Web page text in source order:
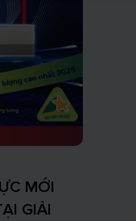
MỚI
GIẢI